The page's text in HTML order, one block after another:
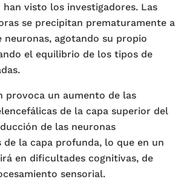
han visto los investigadores. Las
se precipitan prematuramente a
neuronas, agotando su propio
el equilibrio de los tipos de
provoca un aumento de las
de la capa superior del
de las neuronas
la capa profunda, lo que en un
en dificultades cognitivas, de
sensorial.